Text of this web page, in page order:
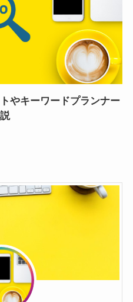
やキーワードプランナー